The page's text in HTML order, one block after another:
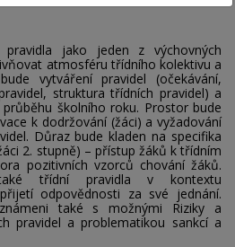
jako jeden z výchovných
atmosféru třídního kolektivu a
vytváření pravidel (očekávání,
struktura třídních pravidel) a
školního roku. Prostor bude
k dodržování (žáci) a vyžadování
Důraz bude kladen na specifika
2. stupně) – přístup žáků k třídním
pozitivních vzorců chování žáků.
třídní pravidla v kontextu
odpovědnosti za své jednání.
také s možnými Riziky a
pravidel a problematikou sankcí a